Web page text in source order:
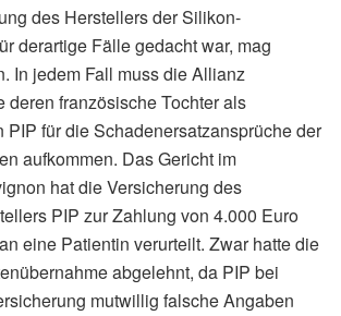
des Herstellers der Silikon-
derartige Fälle gedacht war, mag
In jedem Fall muss die Allianz
deren französische Tochter als
PIP für die Schadenersatzansprüche der
aufkommen. Das Gericht im
hat die Versicherung des
PIP zur Zahlung von 4.000 Euro
eine Patientin verurteilt. Zwar hatte die
abgelehnt, da PIP bei
mutwillig falsche Angaben